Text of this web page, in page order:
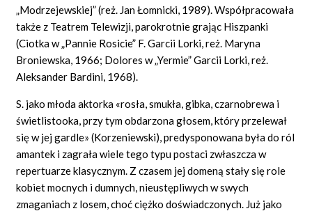
„Modrzejewskiej” (reż. Jan Łomnicki, 1989). Współpracowała
także z Teatrem Telewizji, parokrotnie grając Hiszpanki
(Ciotka w „Pannie Rosicie” F. Garcii Lorki, reż. Maryna
Broniewska, 1966; Dolores w „Yermie” Garcii Lorki, reż.
Aleksander Bardini, 1968).
S. jako młoda aktorka «rosła, smukła, gibka, czarnobrewa i
świetlistooka, przy tym obdarzona głosem, który przelewał
się w jej gardle» (Korzeniewski), predysponowana była do ról
amantek i zagrała wiele tego typu postaci zwłaszcza w
repertuarze klasycznym. Z czasem jej domeną stały się role
kobiet mocnych i dumnych, nieustępliwych w swych
zmaganiach z losem, choć ciężko doświadczonych. Już jako